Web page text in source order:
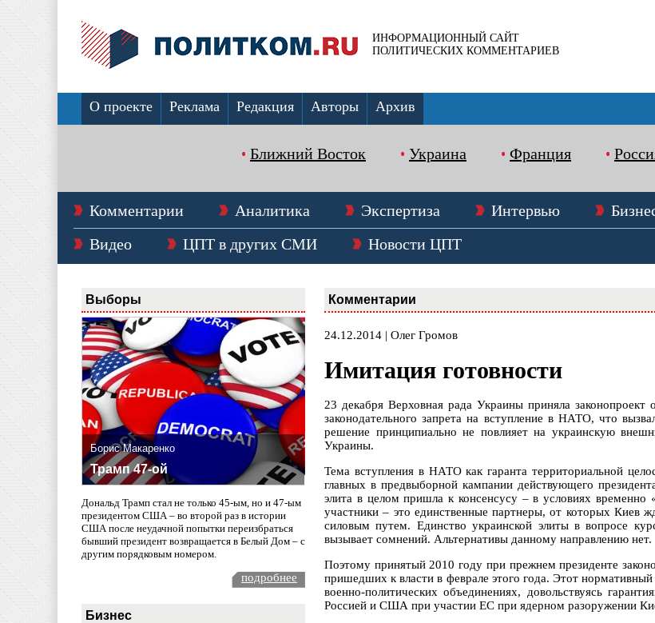
ИНФОРМАЦИОННЫЙ САЙТ
ПОЛИТИЧЕСКИХ КОММЕНТАРИЕВ
О проекте Реклама Редакция Авторы Архив
Ближний Восток Украина Франция
Комментарии Аналитика Экспертиза Интервью
Видео
ЦПТ в других СМИ Новости ЦПТ
Выборы
Борис Макаренко
Трамп 47-ой
Дональд Трамп стал не только 45-ым, но и 47-ым
президентом США – во второй раз в истории
США после неудачной попытки переизбраться
бывший президент возвращается в Белый Дом – с
другим порядковым номером.
подробнее
Бизнес
Комментарии
24.12.2014 | Олег Громов
Имитация готовности
23 декабря Верховная рада Украины приняла
законодательного запрета на вступление в НАТО, что
решение принципиально не повлияет на украинскую
Украины.
Тема вступления в НАТО как гаранта территориальной
главных в предвыборной кампании действующего
элита в целом пришла к консенсусу – в условиях
участники – это единственные партнеры, от которых Киев
силовым путем. Единство украинской элиты в вопросе
вызывает сомнений. Альтернативы данному направлению нет.
Поэтому принятый 2010 году при прежнем президенте
пришедших к власти в феврале этого года. Этот
военно-политических объединениях, довольствуясь
Россией и США при участии ЕС при ядерном разоружении